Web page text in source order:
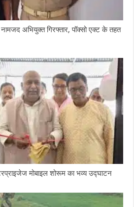
अभियुक्त गिरफ्तार, पॉक्सो एक्ट के तहत
मोबाइल शोरूम का भव्य उद्घाटन